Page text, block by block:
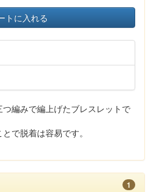
トに入れる
編みで編上げたブレスレットで
で脱着は容易です。
1